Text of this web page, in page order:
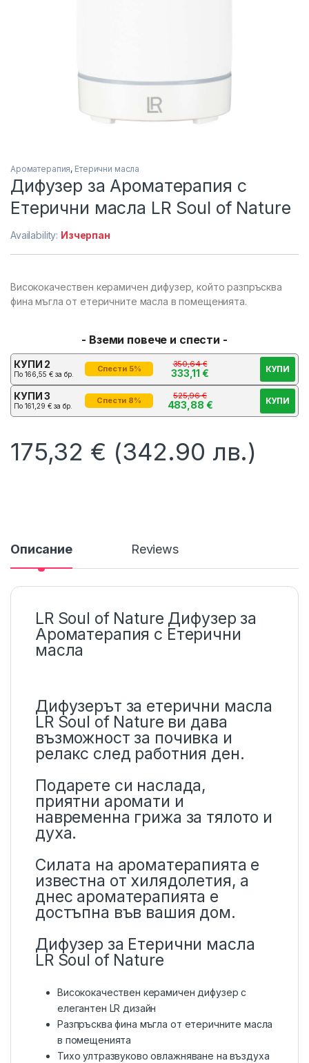
Ароматерапия, Етерични масла
Дифузер за Ароматерапия с
Етерични масла LR Soul of Nature
Availability: Изчерпан
Висококачествен керамичен дифузер, който разпръсква
фина мъгла от етеричните масла в помещенията.
- Вземи повече и спести -
КУПИ 2
По 166,55 € за бр.
Спести 5% 350,64€
333,11€ КУПИ
КУПИ 3
По 161,29 € за бр.
Спести 8% 525,96€
483,88 € КУПИ
175,32 € (342.90 лв.)
Описание Reviews
LR Soul of Nature Дифузер за
Ароматерапия с Етерични
масла
Дифузерът за етерични масла
LR Soul of Nature ви дава
възможност за почивка и
релакс след работния ден.
Подарете си наслада,
приятни аромати и
навременна грижа за тялото и
духа.
Силата на ароматерапията е
известна от хилядолетия, а
днес ароматерапията е
достъпна във вашия дом.
Дифузер за Етерични масла
LR Soul of Nature
Висококачествен керамичен дифузер с
елегантен LR дизайн
Разпръсква фина мъгла от етеричните масла
в помещенията
Тихо ултразвуково овлажняване на въздуха